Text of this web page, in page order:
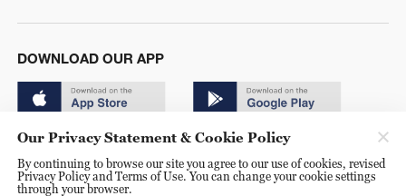
DOWNLOAD OUR APP
© China Radio International.CRI. All Rights Reserved. 16A
Our Privacy Statement & Cookie Policy
By continuing to browse our site you agree to our use of cookies, revised
Privacy Policy and Terms of Use. You can change your cookie settings
through your browser.